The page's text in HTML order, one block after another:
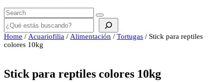
Buscar
Home / Acuariofilia / Alimentación / Tortugas / Stick para reptiles
colores 10kg
Stick para reptiles colores 10kg